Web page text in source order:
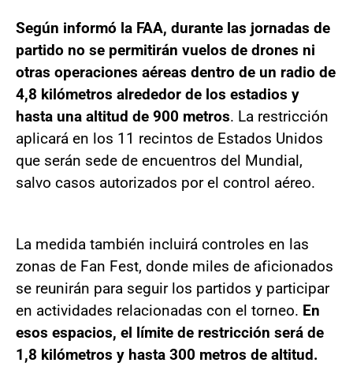
Según informó la FAA, durante las jornadas de
partido no se permitirán vuelos de drones ni
otras operaciones aéreas dentro de un radio de
4,8 kilómetros alrededor de los estadios y
hasta una altitud de 900 metros. La restricción
aplicará en los 11 recintos de Estados Unidos
que serán sede de encuentros del Mundial,
salvo casos autorizados por el control aéreo.
La medida también incluirá controles en las
zonas de Fan Fest, donde miles de aficionados
se reunirán para seguir los partidos y participar
en actividades relacionadas con el torneo. En
esos espacios, el límite de restricción será de
1,8 kilómetros y hasta 300 metros de altitud.